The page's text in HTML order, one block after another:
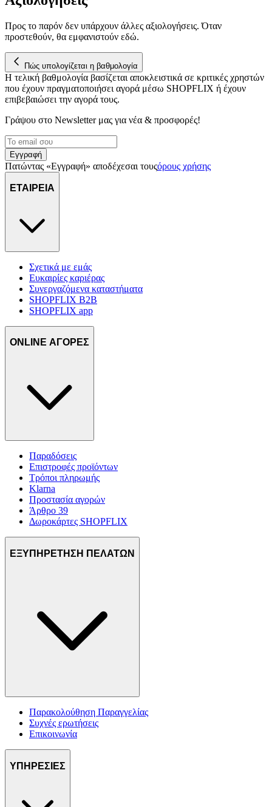
Προς το παρόν δεν υπάρχουν άλλες αξιολογήσεις. Όταν
προστεθούν, θα εμφανιστούν εδώ.
Πώς υπολογίζεται η βαθμολογία
Η τελική βαθμολογία βασίζεται αποκλειστικά σε κριτικές χρηστών
που έχουν πραγματοποιήσει αγορά μέσω SHOPFLIX ή έχουν
επιβεβαιώσει την αγορά τους.
Γράψου στο Νewsletter μας για νέα & προσφορές!
Εγγραφή
Πατώντας «Εγγραφή» αποδέχεσαι τουςόρους χρήσης
ΕΤΑΙΡΕΙΑ
Σχετικά με εμάς
Ευκαιρίες καριέρας
Συνεργαζόμενα καταστήματα
SHOPFLIX B2B
SHOPFLIX app
ONLINE ΑΓΟΡΕΣ
Παραδόσεις
Επιστροφές προϊόντων
Τρόποι πληρωμής
Klarna
Προστασία αγορών
Άρθρο 39
Δωροκάρτες SHOPFLIX
ΕΞΥΠΗΡΕΤΗΣΗ ΠΕΛΑΤΩΝ
Παρακολούθηση Παραγγελίας
Συχνές ερωτήσεις
Επικοινωνία
ΥΠΗΡΕΣΙΕΣ